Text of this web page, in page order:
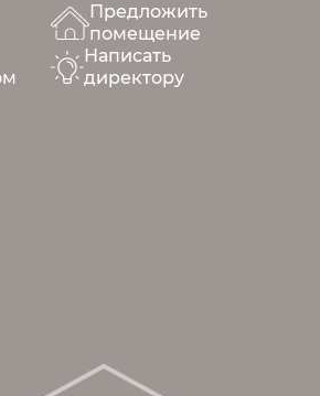
Предложить
помещение
Написать
директору